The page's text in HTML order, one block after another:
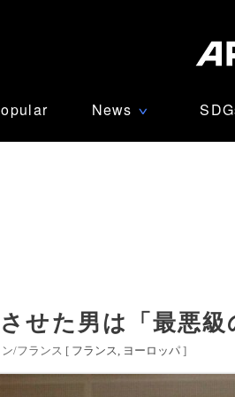
News ∨
せた男は「最悪
/フランス [ フランス ヨーロッパ ]